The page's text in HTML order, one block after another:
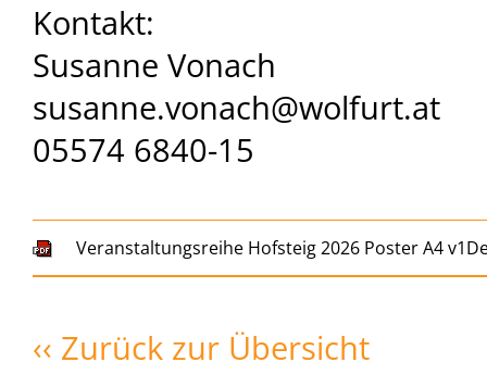
Kontakt:
Susanne Vonach
susanne.vonach@wolfurt.at
05574 6840-15
Veranstaltungsreihe Hofsteig 2026 Poster A4
‹‹ Zurück zur Übersicht